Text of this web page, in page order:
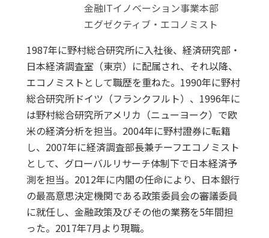
金融ITイノベーション事業本部
エグゼクティブ・エコノミスト
1987年に野村総合研究所に入社後、経済研究部・
日本経済調査室（東京）に配属され、それ以降、
エコノミストとして職歴を重ねた。1990年に野村
総合研究所ドイツ（フランクフルト）、1996年に
は野村総合研究所アメリカ（ニューヨーク）で欧
米の経済分析を担当。2004年に野村證券に転籍
し、2007年に経済調査部長兼チーフエコノミスト
として、グローバルリサーチ体制下で日本経済予
測を担当。2012年に内閣の任命により、日本銀行
の最高意思決定機関である政策委員会の審議委員
に就任し、金融政策及びその他の業務を5年間担
った。2017年7月より現職。